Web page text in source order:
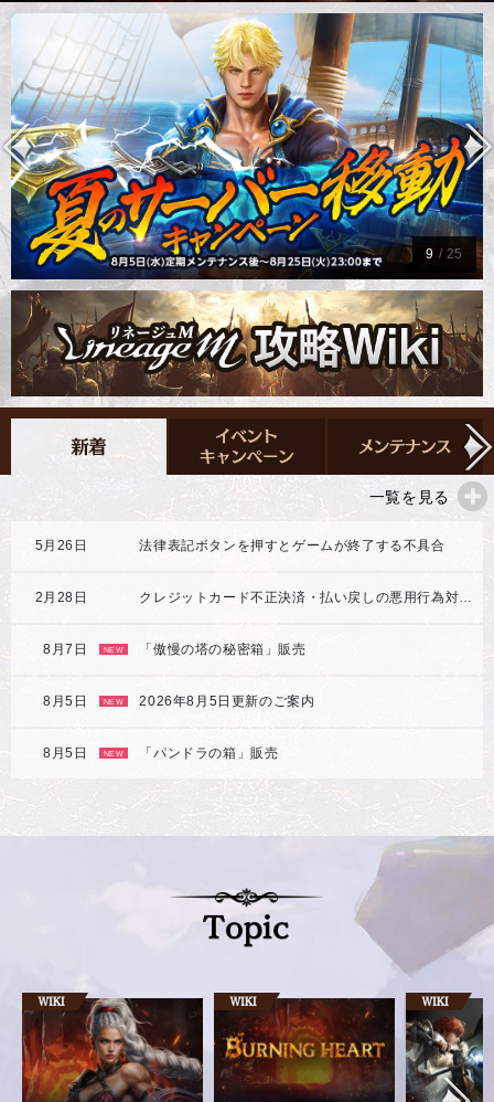
9 / 25
一覧を見る
5月26日 法律表記ボタンを押すとゲームが終了する不具合
2月28日
8月7日 NEW 「傲慢の塔の秘密箱」販売
8月5日 NEW 2026年8月5日更新のご案内
8月5日 NEW 「パンドラの箱」販売